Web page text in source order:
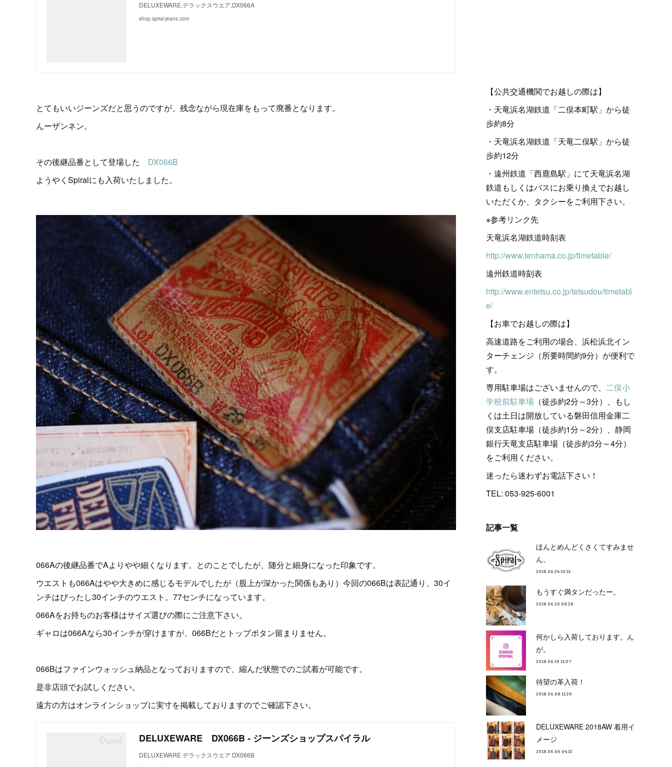
DELUXEWARE,デラックスウエア,DX066A
shop.spiral-jeans.com
とてもいいジーンズだと思うのですが、残念ながら現在庫をもって廃番となります。
んーザンネン。
その後継品番として登場した DX066B
ようやくSpiralにも入荷いたしました。
066Aの後継品番でAよりやや細くなります。とのことでしたが、随分と細身になった印象です。
ウエストも066Aはやや大きめに感じるモデルでしたが（股上が深かった関係もあり）今回の066Bは表記通り、30イ
ンチはぴったし30インチのウエスト。77センチになっています。
066Aをお持ちのお客様はサイズ選びの際にご注意下さい。
ギャロは066Aなら30インチが穿けますが、066Bだとトップボタン留まりません。
066Bはファインウォッシュ納品となっておりますので、縮んだ状態でのご試着が可能です。
是非店頭でお試しください。
遠方の方はオンラインショップに実寸を掲載しておりますのでご確認下さい。
DELUXEWARE DX066B - ジーンズショップスパイラル
DELUXEWARE デラックスウエア DX066B
【公共交通機関でお越しの際は】
・天竜浜名湖鉄道「二俣本町駅」から徒
歩約8分
・天竜浜名湖鉄道「天竜二俣駅」から徒
歩約12分
・遠州鉄道「西鹿島駅」にて天竜浜名湖
鉄道もしくはバスにお乗り換えでお越し
いただくか、タクシーをご利用下さい。
※参考リンク先
天竜浜名湖鉄道時刻表
http://www.tenhama.co.jp/timetable/
遠州鉄道時刻表
http://www.entetsu.co.jp/tetsudou/timetabl
e/
【お車でお越しの際は】
高速道路をご利用の場合、浜松浜北イン
ターチェンジ（所要時間約9分）が便利で
す。
専用駐車場はございませんので、 二俣小
学校前駐車場 （徒歩約2分～3分）、もし
くは土日は開放している磐田信用金庫二
俣支店駐車場（徒歩約1分～2分）、静岡
銀行天竜支店駐車場（徒歩約3分～4分）
をご利用ください。
迷ったら迷わずお電話下さい！
TEL: 053-925-6001
記事一覧
ほんとめんどくさくてすみませ
ん。
2018.06.24 10:11
もうすぐ満タンだったー。
2018.06.20 08:28
何かしら入荷しております。ん
が。
2018.06.19 11:07
待望の革入荷！
2018.06.08 11:29
DELUXEWARE 2018AW 着用イ
メージ
2018.06.06 04:15